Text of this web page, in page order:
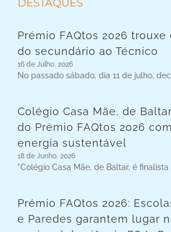
DESTAQUES
Prémio FAQtos 2026
do secundário ao Técnico
16 de Julho, 2026
No passado sábado, dia 11 de julho,
Colégio Casa Mãe, de
do Prémio FAQtos 2026
energia sustentável
18 de Junho, 2026
"Colégio Casa Mãe, de Baltar, é
Prémio FAQtos 2026:
e Paredes garantem lugar